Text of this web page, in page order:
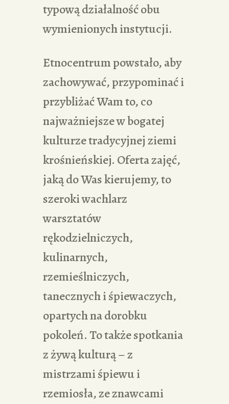
typową działalność obu
wymienionych instytucji.
Etnocentrum powstało, aby
zachowywać, przypominać i
przybliżać Wam to, co
najważniejsze w bogatej
kulturze tradycyjnej ziemi
krośnieńskiej. Oferta zajęć,
jaką do Was kierujemy, to
szeroki wachlarz
warsztatów
rękodzielniczych,
kulinarnych,
rzemieślniczych,
tanecznych i śpiewaczych,
opartych na dorobku
pokoleń. To także spotkania
z żywą kulturą – z
mistrzami śpiewu i
rzemiosła, ze znawcami